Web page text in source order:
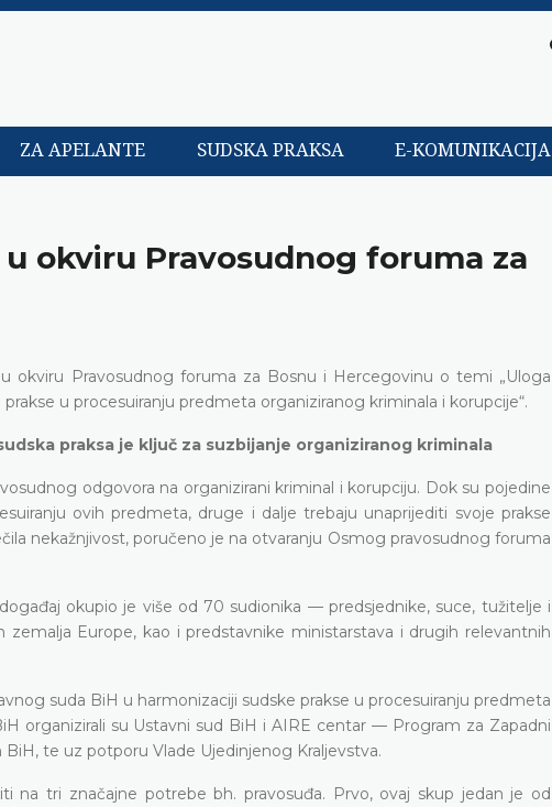
ZA APELANTE SUDSKA PRAKSA E-KOMUNIKACIJA
okviru Pravosudnog foruma za
okviru Pravosudnog foruma za Bosnu i Hercegovinu o temi „Uloga
u procesuiranju predmeta organiziranog kriminala i korupcije“.
praksa je ključ za suzbijanje organiziranog kriminala
odgovora na organizirani kriminal i korupciju. Dok su pojedine
ovih predmeta, druge i dalje trebaju unaprijediti svoje prakse
nekažnjivost, poručeno je na otvaranju Osmog pravosudnog foruma
okupio je više od 70 sudionika — predsjednike, suce, tužitelje i
Europe, kao i predstavnike ministarstava i drugih relevantnih
suda BiH u harmonizaciji sudske prakse u procesuiranju predmeta
organizirali su Ustavni sud BiH i AIRE centar — Program za Zapadni
te uz potporu Vlade Ujedinjenog Kraljevstva.
na tri značajne potrebe bh. pravosuđa. Prvo, ovaj skup jedan je od